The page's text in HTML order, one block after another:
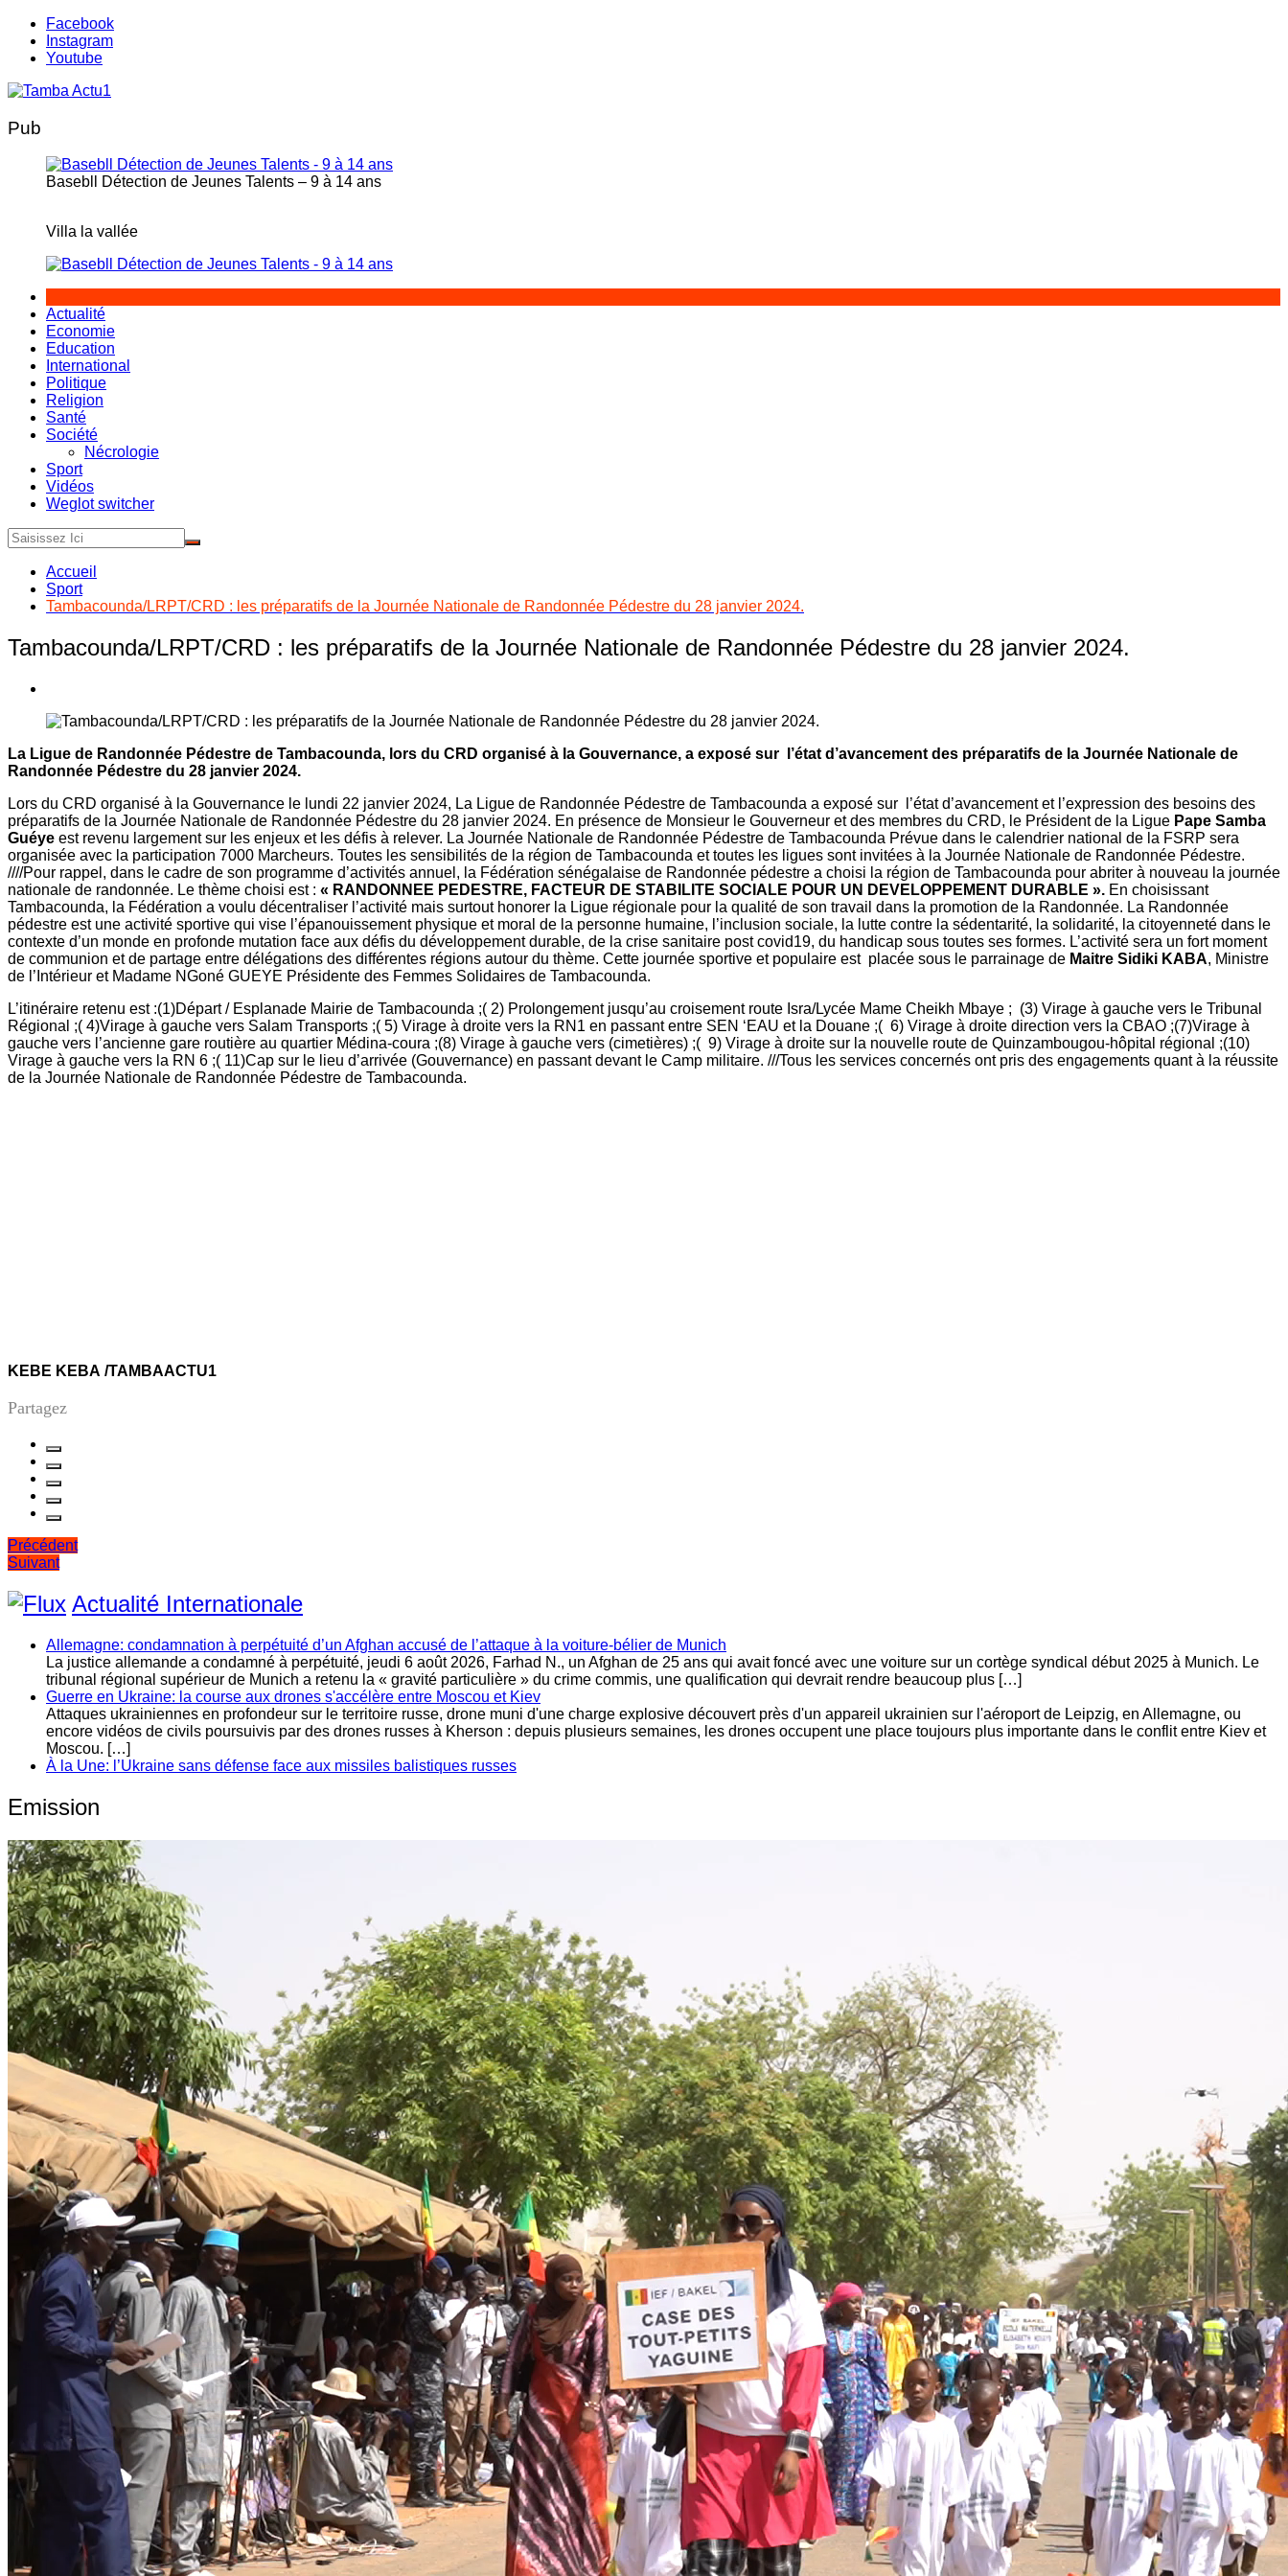
Aller
contenu
Facebook
Instagram
Youtube
Pub
Basebll Détection de Jeunes Talents – 9 à 14 ans
Villa la vallée
Actualité
Economie
Education
International
Politique
Religion
Santé
Société
Nécrologie
Sport
Vidéos
Weglot switcher
Accueil
Sport
Tambacounda/LRPT/CRD : les préparatifs de la Journée Nationale de Randonnée Pédestre du 28 janvier 2024.
Tambacounda/LRPT/CRD : les préparatifs de la Journée Nationale de Randonnée Pédestre du 28 janvier 2024.
La Ligue de Randonnée Pédestre de Tambacounda, lors du CRD organisé à la Gouvernance, a exposé sur l’état d’avancement des préparatifs de la Journée Nationale de
Randonnée Pédestre du 28 janvier 2024.
Lors du CRD organisé à la Gouvernance le lundi 22 janvier 2024, La Ligue de Randonnée Pédestre de Tambacounda a exposé sur l’état d’avancement et l’expression des besoins des
préparatifs de la Journée Nationale de Randonnée Pédestre du 28 janvier 2024. En présence de Monsieur le Gouverneur et des membres du CRD, le Président de la Ligue Pape Samba
Guéye est revenu largement sur les enjeux et les défis à relever. La Journée Nationale de Randonnée Pédestre de Tambacounda Prévue dans le calendrier national de la FSRP sera
organisée avec la participation 7000 Marcheurs. Toutes les sensibilités de la région de Tambacounda et toutes les ligues sont invitées à la Journée Nationale de Randonnée Pédestre.
////Pour rappel, dans le cadre de son programme d’activités annuel, la Fédération sénégalaise de Randonnée pédestre a choisi la région de Tambacounda pour abriter à nouveau la journée
nationale de randonnée. Le thème choisi est : « RANDONNEE PEDESTRE, FACTEUR DE STABILITE SOCIALE POUR UN DEVELOPPEMENT DURABLE ». En choisissant
Tambacounda, la Fédération a voulu décentraliser l’activité mais surtout honorer la Ligue régionale pour la qualité de son travail dans la promotion de la Randonnée. La Randonnée
pédestre est une activité sportive qui vise l’épanouissement physique et moral de la personne humaine, l’inclusion sociale, la lutte contre la sédentarité, la solidarité, la citoyenneté dans le
contexte d’un monde en profonde mutation face aux défis du développement durable, de la crise sanitaire post covid19, du handicap sous toutes ses formes. L’activité sera un fort moment
de communion et de partage entre délégations des différentes régions autour du thème. Cette journée sportive et populaire est placée sous le parrainage de Maitre Sidiki KABA, Ministre
de l’Intérieur et Madame NGoné GUEYE Présidente des Femmes Solidaires de Tambacounda.
L’itinéraire retenu est :(1)Départ / Esplanade Mairie de Tambacounda ;( 2) Prolongement jusqu’au croisement route Isra/Lycée Mame Cheikh Mbaye ; (3) Virage à gauche vers le Tribunal
Régional ;( 4)Virage à gauche vers Salam Transports ;( 5) Virage à droite vers la RN1 en passant entre SEN ‘EAU et la Douane ;( 6) Virage à droite direction vers la CBAO ;(7)Virage à
gauche vers l’ancienne gare routière au quartier Médina-coura ;(8) Virage à gauche vers (cimetières) ;( 9) Virage à droite sur la nouvelle route de Quinzambougou-hôpital régional ;(10)
Virage à gauche vers la RN 6 ;( 11)Cap sur le lieu d’arrivée (Gouvernance) en passant devant le Camp militaire. ///Tous les services concernés ont pris des engagements quant à la réussite
de la Journée Nationale de Randonnée Pédestre de Tambacounda.
KEBE KEBA /TAMBAACTU1
Partagez
Navigation
de
l’article
Précédent
Suivant
Actualité Internationale
Allemagne: condamnation à perpétuité d’un Afghan accusé de l’attaque à la voiture-bélier de Munich
La justice allemande a condamné à perpétuité, jeudi 6 août 2026, Farhad N., un Afghan de 25 ans qui avait foncé avec une voiture sur un cortège syndical début 2025 à Munich. Le
tribunal régional supérieur de Munich a retenu la « gravité particulière » du crime commis, une qualification qui devrait rendre beaucoup plus […]
Guerre en Ukraine: la course aux drones s'accélère entre Moscou et Kiev
Attaques ukrainiennes en profondeur sur le territoire russe, drone muni d'une charge explosive découvert près d'un appareil ukrainien sur l'aéroport de Leipzig, en Allemagne, ou
encore vidéos de civils poursuivis par des drones russes à Kherson : depuis plusieurs semaines, les drones occupent une place toujours plus importante dans le conflit entre Kiev et
Moscou. […]
À la Une: l’Ukraine sans défense face aux missiles balistiques russes
Emission